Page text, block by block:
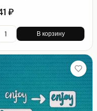
₽
В корзину